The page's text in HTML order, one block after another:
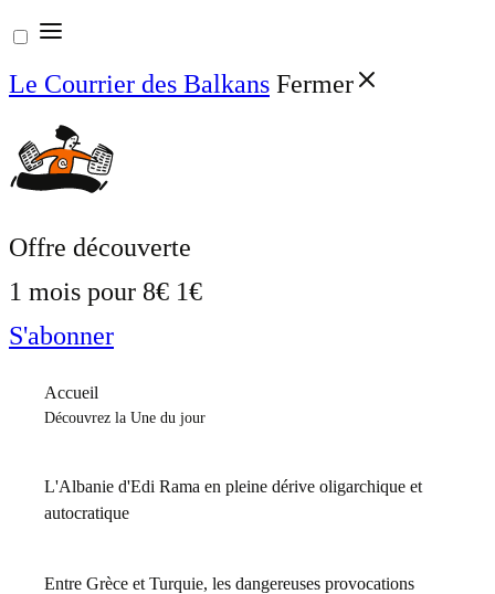
Aller
au
contenu
Le Courrier des Balkans Fermer
Offre découverte
1 mois pour 8€ 1€
S'abonner
Accueil
Découvrez la Une du jour
L'Albanie d'Edi Rama en pleine dérive oligarchique et
autocratique
Entre Grèce et Turquie, les dangereuses provocations